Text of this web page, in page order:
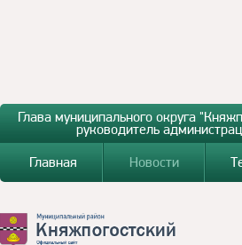
Глава муниципального округа
руководитель
Главная
Новости